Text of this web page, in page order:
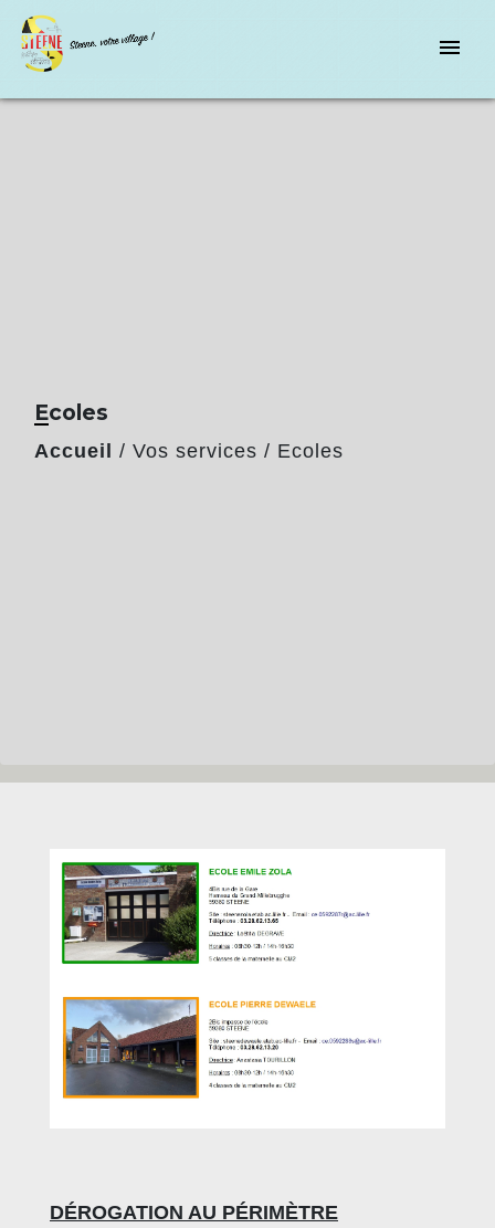
menu
Ecoles
Accueil / Vos services / Ecoles
DÉROGATION AU PÉRIMÈTRE